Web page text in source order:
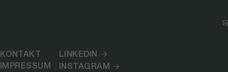
KONTAKT
IMPRESSUM
LINKEDIN
INSTAGRAM